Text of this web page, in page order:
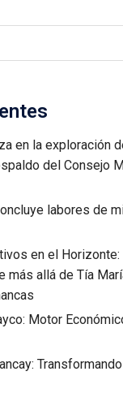
en la exploración
del Consejo
labores de
en el Horizonte:
más allá de Tía
Motor